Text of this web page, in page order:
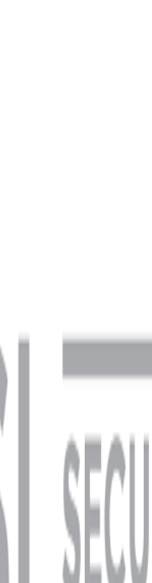
19:30, Cumartesi 10:00 - 18:00